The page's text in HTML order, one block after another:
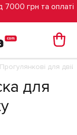
7000 грн та оплаті
Прогулянкові для
для